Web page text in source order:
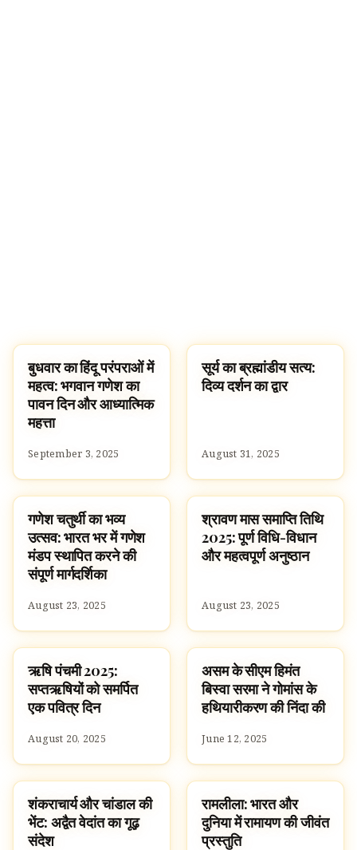
SPIRITUALITY
बुधवार का हिंदू परंपराओं में
महत्व: भगवान गणेश का
पावन दिन और आध्यात्मिक
महत्ता
September 3, 2025
SPIRITUALITY
सूर्य का ब्रह्मांडीय सत्य:
दिव्य दर्शन का द्वार
August 31, 2025
UNCATEGORIZED
गणेश चतुर्थी का भव्य
उत्सव: भारत भर में गणेश
मंडप स्थापित करने की
संपूर्ण मार्गदर्शिका
August 23, 2025
SPIRITUALITY
श्रावण मास समाप्ति तिथि
2025: पूर्ण विधि-विधान
और महत्वपूर्ण अनुष्ठान
August 23, 2025
UNCATEGORIZED
ऋषि पंचमी 2025:
सप्तऋषियों को समर्पित
एक पवित्र दिन
August 20, 2025
HINDUISM
असम के सीएम हिमंत
बिस्वा सरमा ने गोमांस के
हथियारीकरण की निंदा की
June 12, 2025
CULTURE
शंकराचार्य और चांडाल की
भेंट: अद्वैत वेदांत का गूढ़
संदेश
TRADITIONS
रामलीला: भारत और
दुनिया में रामायण की जीवंत
प्रस्तुति